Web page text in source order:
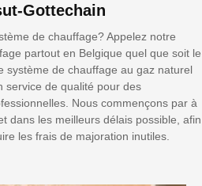
Gottechain
de chauffage? Appelez notre
partout en Belgique quel que soit le
système de chauffage au gaz naturel
service de qualité pour des
Nous commençons par à
dans les meilleurs délais possible, afin
les frais de majoration inutiles.